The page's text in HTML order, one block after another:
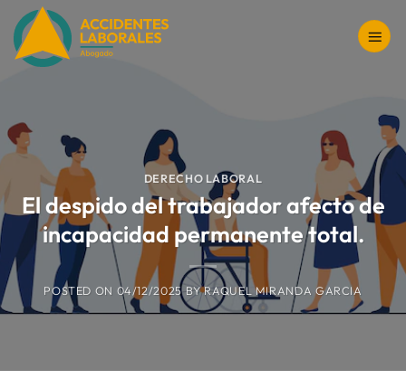
Saltar
contenido
DERECHO LABORAL
El despido del trabajador afecto de
incapacidad permanente total.
POSTED ON 04/12/2025 BYRAQUEL MIRANDA GARCIA